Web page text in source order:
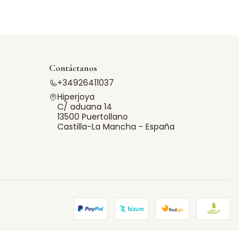
Contáctanos
+34926411037
Hiperjoya
C/ aduana 14
13500 Puertollano
Castilla-La Mancha - España